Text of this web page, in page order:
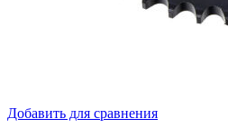
Добавить для сравнения